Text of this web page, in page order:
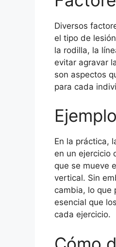
Diversos
el tipo de
la rodilla, la
evitar agravar
son aspectos
para cada
En la práctica,
en un ejercicio
que se mueve
vertical. Sin
cambia, lo que
esencial que
cada ejercicio.